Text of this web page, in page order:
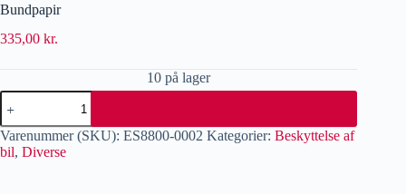
Bundpapir
335,00 kr.
10 på lager
Varenummer (SKU): ES8800-0002 Kategorier: Beskyttelse af
bil, Diverse